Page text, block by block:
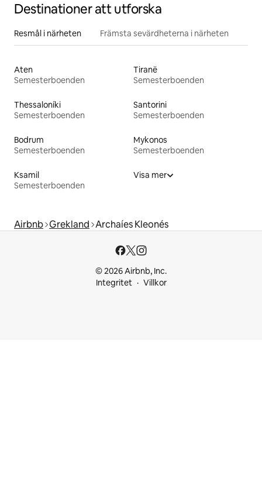
Destinationer att utforska
Resmål i närheten Främsta sevärdheterna i närheten
Aten
Semesterboenden
Tiranë
Semesterboenden
Thessaloníki
Semesterboenden
Santorini
Semesterboenden
Bodrum
Semesterboenden
Mykonos
Semesterboenden
Ksamil
Semesterboenden
Visa mer
Airbnb Grekland Archaíes Kleonés
© 2026 Airbnb, Inc.
Integritet
Villkor